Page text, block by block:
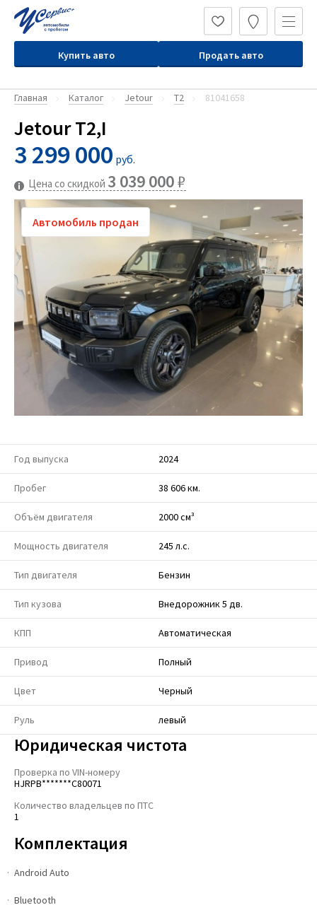
Купить авто Продать авто
Главная Каталог Jetour T2 81041658
Jetour T2,I
3 299 000 руб.
Цена со скидкой 3 039 000₽
Год выпуска 2024
Пробег 38 606 км.
Объём двигателя 2000 см³
Мощность двигателя 245 л.с.
Тип двигателя Бензин
Тип кузова Внедорожник 5 дв.
КПП Автоматическая
Привод Полный
Цвет Черный
Руль левый
Юридическая чистота
Проверка по VIN-номеру
HJRPB*******C80071
Количество владельцев по ПТС
1
Комплектация
Android Auto
Bluetooth